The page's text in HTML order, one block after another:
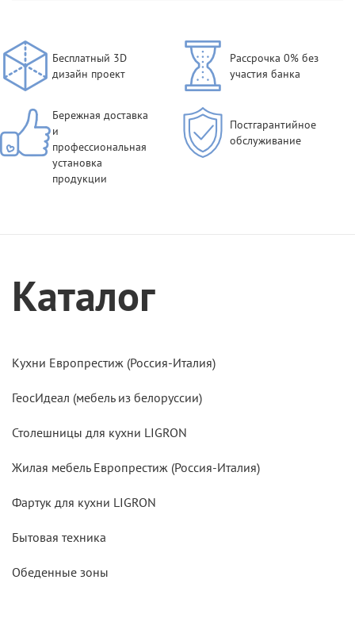
Бесплатный 3D
дизайн проект
Рассрочка 0% без
участия банка
Бережная доставка
и
профессиональная
установка
продукции
Постгарантийное
обслуживание
Каталог
Кухни Европрестиж (Россия-Италия)
ГеосИдеал (мебель из белоруссии)
Столешницы для кухни LIGRON
Жилая мебель Европрестиж (Россия-Италия)
Фартук для кухни LIGRON
Бытовая техника
Обеденные зоны